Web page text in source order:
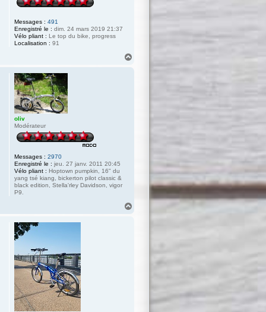
Messages : 491
Enregistré le : dim. 24 mars 2019 21:37
Vélo pliant : Le top du bike, progress
Localisation : 91
oliv
Modérateur
Messages : 2970
Enregistré le : jeu. 27 janv. 2011 20:45
Vélo pliant : Hoptown pumpkin, 16" du
yang tsé kiang, bickerton pilot classic &
black edition, Stella'rley Davidson, vigor
P9.